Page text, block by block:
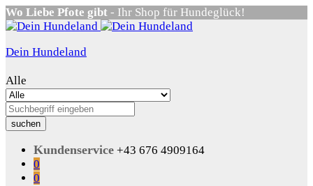
Wo Liebe Pfote gibt - Ihr Shop für Hundeglück!
Dein Hundeland
Alle
suchen
Kundenservice +43 676 4909164
0
0